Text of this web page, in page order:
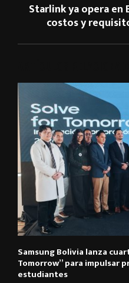
Starlink ya opera
costos y
Samsung Bolivia lanza
Tomorrow” para impulsar
estudiantes